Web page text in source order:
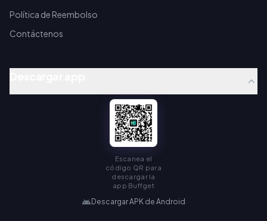
Política de Reembolso
Contáctenos
Escanea el
código QR para
descargar la
app Buffget
Descargar APK de Android